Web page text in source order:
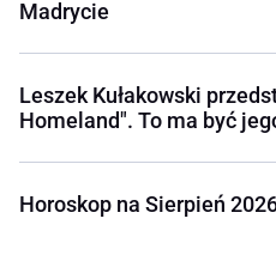
Madrycie
Leszek Kułakowski
Homeland". To ma być
Horoskop na Sierpień